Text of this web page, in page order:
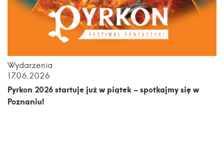
Wydarzenia
17.06.2026
Pyrkon 2026 startuje już w piątek – spotkajmy się w
Poznaniu!